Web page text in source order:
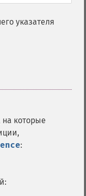
указателя
на которые
: